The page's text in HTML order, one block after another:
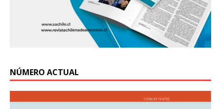
NÚMERO ACTUAL